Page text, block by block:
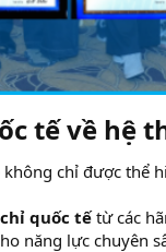
tế về hệ
chỉ được thể
quốc tếtừ các
năng lực chuyên